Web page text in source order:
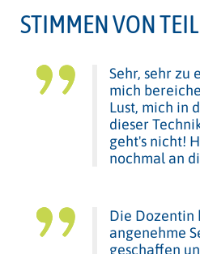
STIMMEN VON
Sehr, sehr zu
mich
Lust, mich in
dieser
geht's nicht!
nochmal an
Die Dozentin
angenehme
geschaffen